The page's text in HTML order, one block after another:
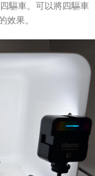
驅車。可以將四驅車
效果。